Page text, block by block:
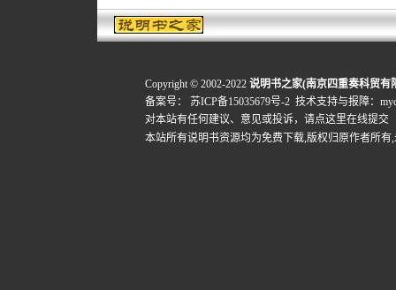
Copyright © 2002-2022 说明书之家(南京四重奏科贸有
备案号：
苏ICP备15035679号-2 技术支持与报障：
对本站有任何建议、意见或投诉， 请点这里在线提交
本站所有说明书资源均为免费下载,版权归原作者所